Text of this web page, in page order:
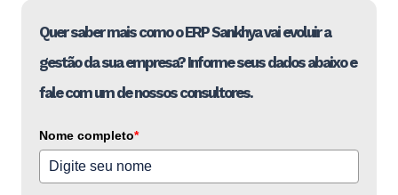
Quer saber mais como o ERP Sankhya vai evoluir a
gestão da sua empresa? Informe seus dados abaixo e
fale com um de nossos consultores.
Nome completo*